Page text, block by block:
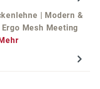
| Modern &
Mesh Meeting